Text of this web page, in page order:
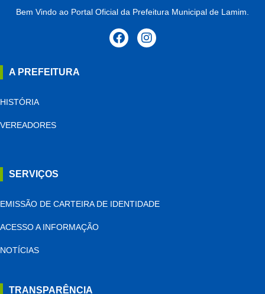
Bem Vindo ao Portal Oficial da Prefeitura Municipal de Lamim.
A PREFEITURA
HISTÓRIA
VEREADORES
SERVIÇOS
EMISSÃO DE CARTEIRA DE IDENTIDADE
ACESSO A INFORMAÇÃO
NOTÍCIAS
TRANSPARÊNCIA